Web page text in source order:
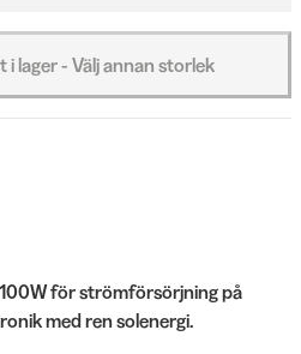
i lager - Välj annan storlek
för strömförsörjning på
med ren solenergi.